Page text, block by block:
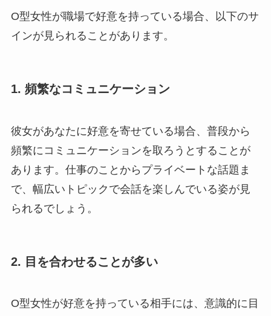
O型女性が職場で好意を持っている場合、以下のサ
インが見られることがあります。
1. 頻繁なコミュニケーション
彼女があなたに好意を寄せている場合、普段から
頻繁にコミュニケーションを取ろうとすることが
あります。仕事のことからプライベートな話題ま
で、幅広いトピックで会話を楽しんでいる姿が見
られるでしょう。
2. 目を合わせることが多い
O型女性が好意を持っている相手には、意識的に目